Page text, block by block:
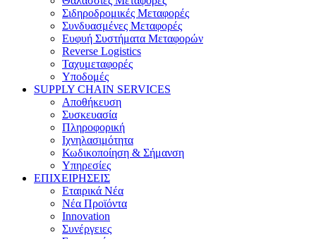
Σιδηροδρομικές Μεταφορές
Συνδυασμένες Μεταφορές
Ευφυή Συστήματα Μεταφορών
Reverse Logistics
Ταχυμεταφορές
Υποδομές
SUPPLY CHAIN SERVICES
Αποθήκευση
Συσκευασία
Πληροφορική
Ιχνηλασιμότητα
Κωδικοποίηση & Σήμανση
Υπηρεσίες
ΕΠΙΧΕΙΡΗΣΕΙΣ
Εταιρικά Νέα
Νέα Προϊόντα
Innovation
Συνέργειες